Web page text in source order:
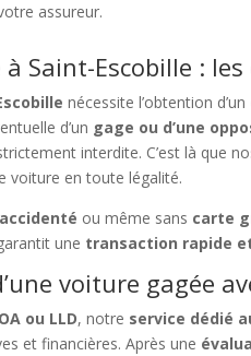
assureur.
Saint-Escobille :
nécessite l’obtention d’un
d’un gage ou d’une
interdite. C’est là que
voiture en toute légalité.
accidenté ou même sans carte
une transaction rapide
voiture gagée
ou LLD, notre service dédié
et financières. Après une